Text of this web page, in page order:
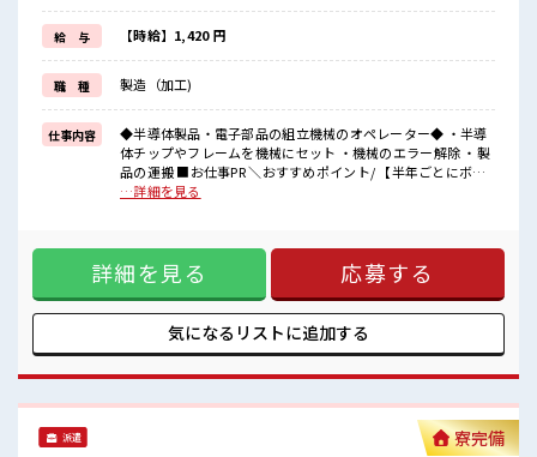
【経験なくても稼げる】
知識はまったく必要ナシ！
残業がある時は月33万円以上稼げることも！
丁寧な研修もあるので安心してお仕事をはじめる事ができます！
イチからスキルUPしちゃいましょう↑
■職場の雰囲気
【大手企業×長期就業】
キレイな職場☆
空調完備で年中カイテキ環境！
駐車場完備⇒マイカー通勤OK！
ロッカー/休憩室あり♪
給 与 【時給】1,420 円
職 種 製造（加工)
仕事内容
◆半導体製品・電子部品の組立機械のオペレーター◆ ・半導
体チップやフレームを機械にセット ・機械のエラー解除 ・製
品の運搬 ■お仕事PR ＼おすすめポイント/ 【半年ごとにボー
ナスあり】 ボーナスがあるから頑張れる！ 初回は...スタート
ーナスが貰えます☆ 【経験なくても稼げる】 知識はまったく
必要ナシ！ 残業がある時は月33万円以上稼げることも！ 丁寧
な研修もあるので安心してお仕事をはじめる事ができます！
イチからスキルUPしちゃいましょう↑ ■職場の雰囲気 【大手
企業×長期就業】 キレイな職場☆ 空調完備で年中カイテキ環
境！ ワンコインで食べられる社員食堂あり！ 近くにコンビニ
勤OK！ ロッカー/休憩室あり♪
…詳細を見る
詳細を見る 応募する
気になるリストに追加する
派遣 寮完備